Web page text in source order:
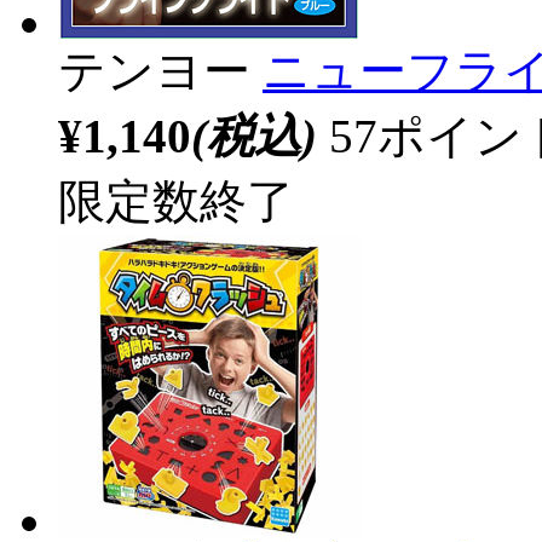
テンヨー ニューフラ
¥1,140(税込) 57ポイ
限定数終了